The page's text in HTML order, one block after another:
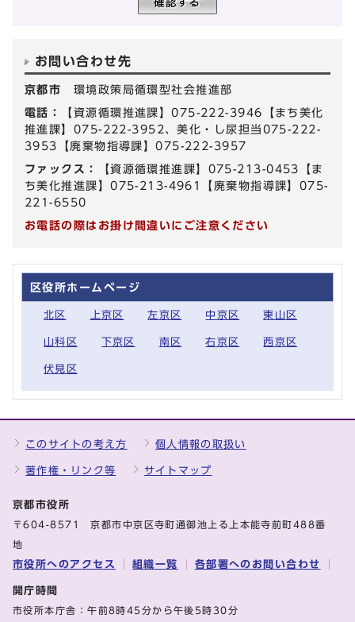
お問い合わせ先
京都市 環境政策局循環型社会推進部
電話：
【資源循環推進課】075-222-3946【まち美化
推進課】075-222-3952、美化・し尿担当075-222-
3953【廃棄物指導課】075-222-3957
ファックス：
【資源循環推進課】075-213-0453【ま
ち美化推進課】075-213-4961【廃棄物指導課】075-
221-6550
お電話の際はお掛け間違いにご注意ください
区役所ホームページ
北区 上京区 左京区 中京区 東山区
山科区 下京区 南区 右京区 西京区
伏見区
このサイトの考え方 個人情報の取扱い
著作権・リンク等 サイトマップ
京都市役所
〒604-8571 京都市中京区寺町通御池上る上本能寺前町488番
地
市役所へのアクセス 組織一覧 各部署へのお問い合わせ
開庁時間
市役所本庁舎：午前8時45分から午後5時30分